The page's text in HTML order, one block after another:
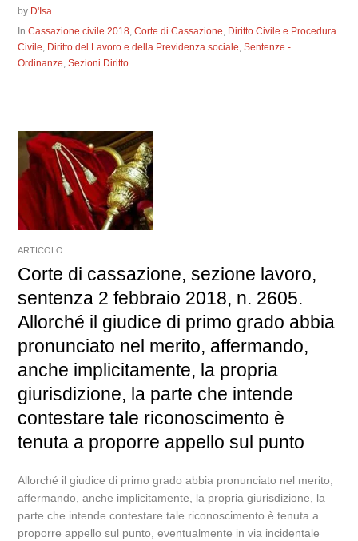
by D'Isa
InCassazione civile 2018,Corte di Cassazione, Diritto Civile e Procedura
Civile, Diritto del Lavoro e della Previdenza sociale,Sentenze -
Ordinanze,Sezioni Diritto
ARTICOLO
Corte di cassazione, sezione lavoro,
sentenza 2 febbraio 2018, n. 2605.
Allorché il giudice di primo grado abbia
pronunciato nel merito, affermando,
anche implicitamente, la propria
giurisdizione, la parte che intende
contestare tale riconoscimento è
tenuta a proporre appello sul punto
Allorché il giudice di primo grado abbia pronunciato nel merito,
affermando, anche implicitamente, la propria giurisdizione, la
parte che intende contestare tale riconoscimento è tenuta a
proporre appello sul punto, eventualmente in via incidentale